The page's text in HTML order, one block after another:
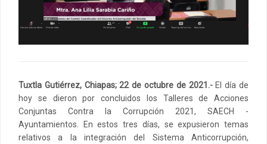
Tuxtla Gutiérrez, Chiapas; 22 de octubre de 2021.-El día de
hoy se dieron por concluidos los Talleres de Acciones
Conjuntas Contra la Corrupción 2021, SAECH -
Ayuntamientos. En estos tres días, se expusieron temas
relativos a la integración del Sistema Anticorrupción,